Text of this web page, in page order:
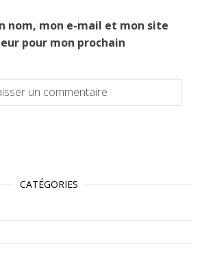
nom, mon e-mail et mon site
pour mon prochain
CATÉGORIES